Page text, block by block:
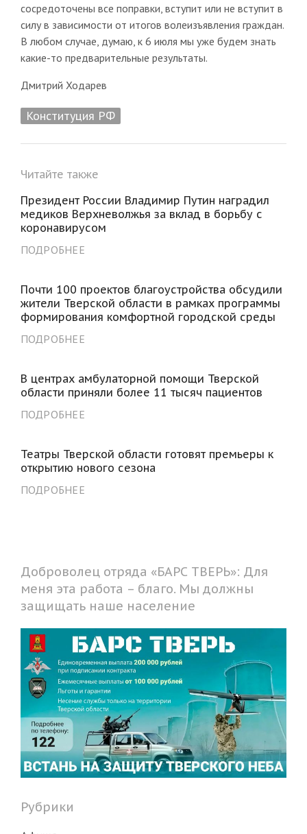
сосредоточены все поправки, вступит или не вступит в
силу в зависимости от итогов волеизъявления граждан.
В любом случае, думаю, к 6 июля мы уже будем знать
какие-то предварительные результаты.
Дмитрий Ходарев
Конституция РФ
Читайте также
Президент России Владимир Путин наградил
медиков Верхневолжья за вклад в борьбу с
коронавирусом
ПОДРОБНЕЕ
Почти 100 проектов благоустройства обсудили
жители Тверской области в рамках программы
формирования комфортной городской среды
ПОДРОБНЕЕ
В центрах амбулаторной помощи Тверской
области приняли более 11 тысяч пациентов
ПОДРОБНЕЕ
Театры Тверской области готовят премьеры к
открытию нового сезона
ПОДРОБНЕЕ
Доброволец отряда «БАРС ТВЕРЬ»: Для
меня эта работа – благо. Мы должны
защищать наше население
Рубрики